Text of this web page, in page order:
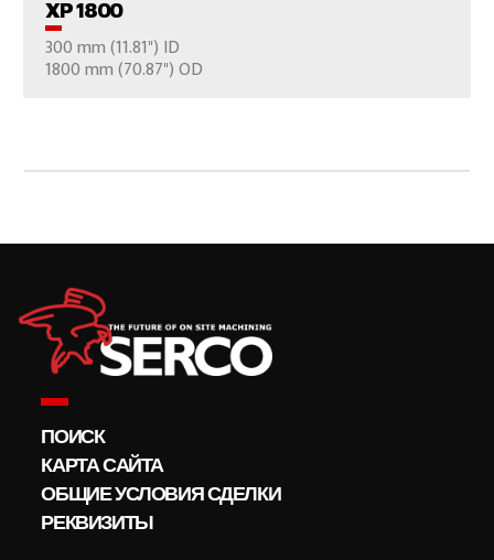
XP 1800
300 mm (11.81") ID
1800 mm (70.87") OD
ПОИСК
КАРТА САЙТА
ОБЩИЕ УСЛОВИЯ СДЕЛКИ
РЕКВИЗИТЫ